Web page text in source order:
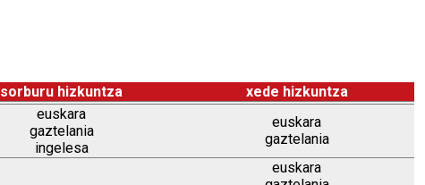
sorburu hizkuntza xede hizkuntza
euskara
gaztelania
ingelesa
euskara
gaztelania
euskara